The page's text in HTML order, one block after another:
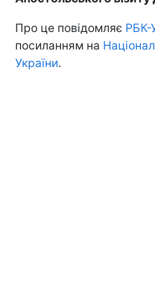
Про це повідомляє РБК-
посиланням на
України.